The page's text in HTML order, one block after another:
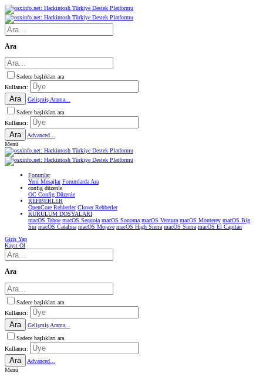
Ara
Sadece başlıkları ara
Kullanıcı:
Ara
Gelişmiş Arama...
Sadece başlıkları ara
Kullanıcı:
Ara
Advanced...
Menü
Forumlar
Yeni Mesajlar Forumlarda Ara
confıg düzenle
OC Config Düzenle
REHBERLER
OpenCore Rehberler Clover Rehberler
KURULUM DOSYALARI
macOS Tahoe macOS Sequoia macOS Sonoma macOS Ventura macOS Monterey macOS Big
Sur macOS Catalina macOS Mojave macOS High Sierra macOS Sierra macOS El Capitan
Giriş Yap
Kayıt Ol
Ara
Sadece başlıkları ara
Kullanıcı:
Ara
Gelişmiş Arama...
Sadece başlıkları ara
Kullanıcı:
Ara
Advanced...
Menü